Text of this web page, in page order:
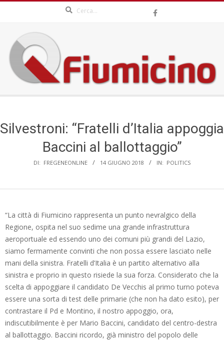
content
QFIUMICINO.COM
Menu
Silvestroni: “Fratelli d’Italia appoggia
Baccini al ballottaggio”
DI: FREGENEONLINE 14 GIUGNO 2018 IN: POLITICS
“La città di Fiumicino rappresenta un punto nevralgico della
Regione, ospita nel suo sedime una grande infrastruttura
aeroportuale ed essendo uno dei comuni più grandi del Lazio,
siamo fermamente convinti che non possa essere lasciato nelle
mani della sinistra. Fratelli d’Italia è un partito alternativo alla
sinistra e proprio in questo risiede la sua forza. Considerato che la
scelta di appoggiare il candidato De Vecchis al primo turno poteva
essere una sorta di test delle primarie (che non ha dato esito), per
contrastare il Pd e Montino, il nostro appoggio, ora,
indiscutibilmente è per Mario Baccini, candidato del centro-destra
al ballottaggio. Baccini ricordo, già ministro del popolo delle